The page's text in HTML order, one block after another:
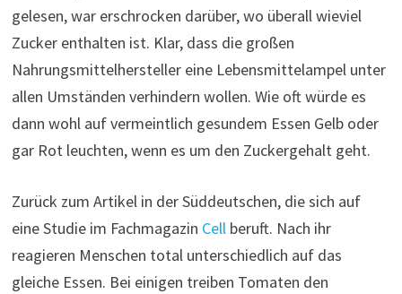
gelesen, war erschrocken darüber, wo überall wieviel
Zucker enthalten ist. Klar, dass die großen
Nahrungsmittelhersteller eine Lebensmittelampel unter
allen Umständen verhindern wollen. Wie oft würde es
dann wohl auf vermeintlich gesundem Essen Gelb oder
gar Rot leuchten, wenn es um den Zuckergehalt geht.
Zurück zum Artikel in der Süddeutschen, die sich auf
eine Studie im Fachmagazin Cellberuft. Nach ihr
reagieren Menschen total unterschiedlich auf das
gleiche Essen. Bei einigen treiben Tomaten den